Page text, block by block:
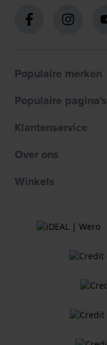
Populaire merken
Populaire pagina's
Klantenservice
Over ons
Winkels